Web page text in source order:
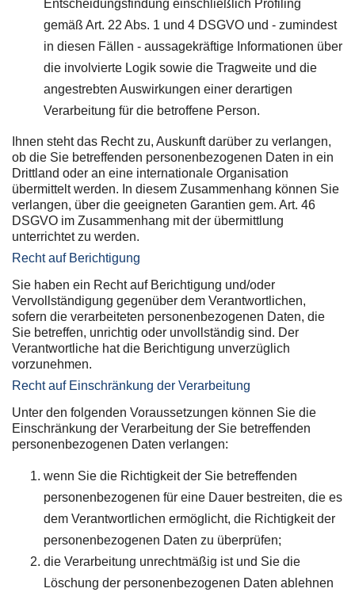
Entscheidungsfindung einschließlich Profiling
gemäß Art. 22 Abs. 1 und 4 DSGVO und - zumindest
in diesen Fällen - aussagekräftige Informationen über
die involvierte Logik sowie die Tragweite und die
angestrebten Auswirkungen einer derartigen
Verarbeitung für die betroffene Person.
Ihnen steht das Recht zu, Auskunft darüber zu verlangen,
ob die Sie betreffenden personenbezogenen Daten in ein
Drittland oder an eine internationale Organisation
übermittelt werden. In diesem Zusammenhang können Sie
verlangen, über die geeigneten Garantien gem. Art. 46
DSGVO im Zusammenhang mit der übermittlung
unterrichtet zu werden.
Recht auf Berichtigung
Sie haben ein Recht auf Berichtigung und/oder
Vervollständigung gegenüber dem Verantwortlichen,
sofern die verarbeiteten personenbezogenen Daten, die
Sie betreffen, unrichtig oder unvollständig sind. Der
Verantwortliche hat die Berichtigung unverzüglich
vorzunehmen.
Recht auf Einschränkung der Verarbeitung
Unter den folgenden Voraussetzungen können Sie die
Einschränkung der Verarbeitung der Sie betreffenden
personenbezogenen Daten verlangen:
wenn Sie die Richtigkeit der Sie betreffenden
personenbezogenen für eine Dauer bestreiten, die es
dem Verantwortlichen ermöglicht, die Richtigkeit der
personenbezogenen Daten zu überprüfen;
die Verarbeitung unrechtmäßig ist und Sie die
Löschung der personenbezogenen Daten ablehnen